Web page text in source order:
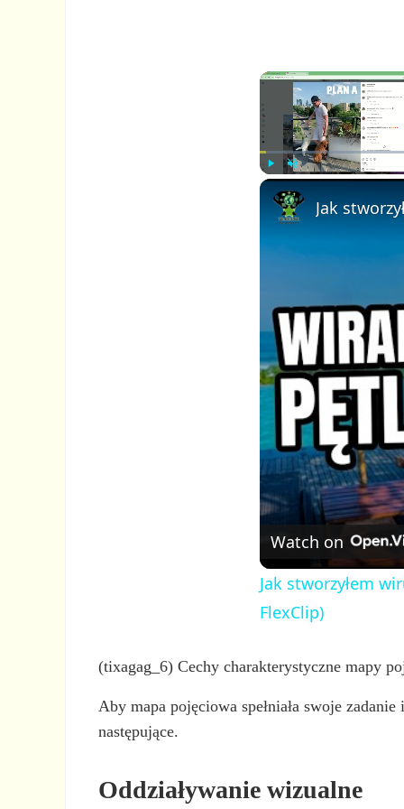
P U
n
m
Watch on
Jak stworzyłem
FlexClip)
(tixagag_6) Cechy charakterystyczne mapy
Aby mapa pojęciowa spełniała swoje
następujące.
Oddziaływanie wizualne